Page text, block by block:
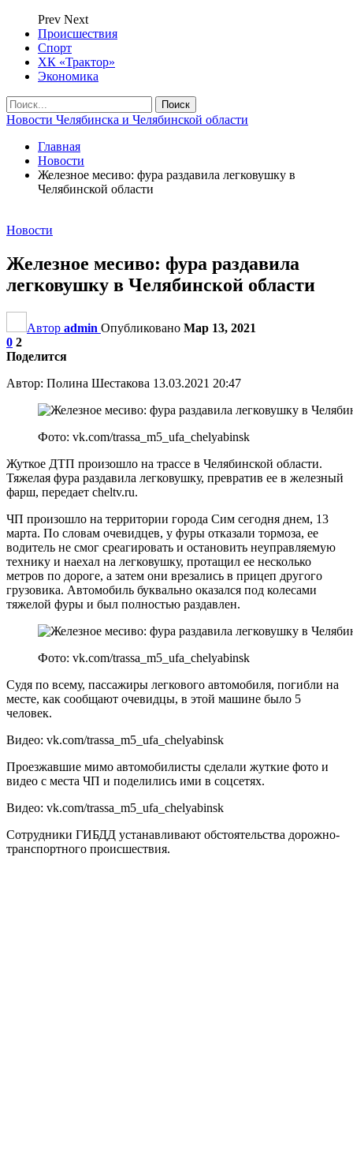
Prev Next
Происшествия
Спорт
ХК «Трактор»
Экономика
Новости Челябинска и Челябинской области
Главная
Новости
Железное месиво: фура раздавила легковушку в
Челябинской области
Новости
Железное месиво: фура раздавила
легковушку в Челябинской области
Автор admin Опубликовано Мар 13, 2021
0 2
Поделится
Автор: Полина Шестакова 13.03.2021 20:47
Фото: vk.com/trassa_m5_ufa_chelyabinsk
Жуткое ДТП произошло на трассе в Челябинской области.
Тяжелая фура раздавила легковушку, превратив ее в железный
фарш, передает cheltv.ru.
ЧП произошло на территории города Сим сегодня днем, 13
марта. По словам очевидцев, у фуры отказали тормоза, ее
водитель не смог среагировать и остановить неуправляемую
технику и наехал на легковушку, протащил ее несколько
метров по дороге, а затем они врезались в прицеп другого
грузовика. Автомобиль буквально оказался под колесами
тяжелой фуры и был полностью раздавлен.
Фото: vk.com/trassa_m5_ufa_chelyabinsk
Судя по всему, пассажиры легкового автомобиля, погибли на
месте, как сообщают очевидцы, в этой машине было 5
человек.
Видео: vk.com/trassa_m5_ufa_chelyabinsk
Проезжавшие мимо автомобилисты сделали жуткие фото и
видео с места ЧП и поделились ими в соцсетях.
Видео: vk.com/trassa_m5_ufa_chelyabinsk
Сотрудники ГИБДД устанавливают обстоятельства дорожно-
транспортного происшествия.